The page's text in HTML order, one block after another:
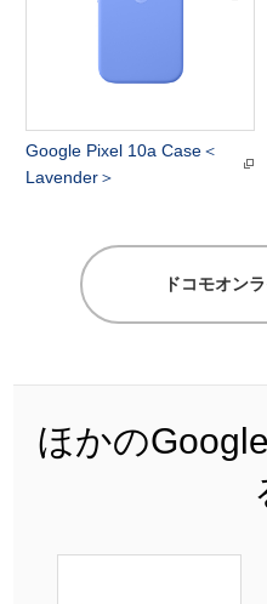
Google Pixel 10a Case＜
Lavender＞
ドコモオン
ほかの